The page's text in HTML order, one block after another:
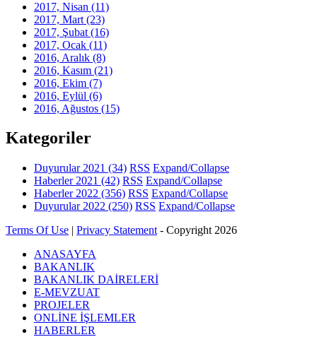
2017, Nisan (11)
2017, Mart (23)
2017, Şubat (16)
2017, Ocak (11)
2016, Aralık (8)
2016, Kasım (21)
2016, Ekim (7)
2016, Eylül (6)
2016, Ağustos (15)
Kategoriler
Duyurular 2021 (34) RSS Expand/Collapse
Haberler 2021 (42) RSS Expand/Collapse
Haberler 2022 (356) RSS Expand/Collapse
Duyurular 2022 (250) RSS Expand/Collapse
Terms Of Use | Privacy Statement - Copyright 2026
ANASAYFA
BAKANLIK
BAKANLIK DAİRELERİ
E-MEVZUAT
PROJELER
ONLİNE İŞLEMLER
HABERLER